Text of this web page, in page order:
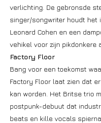
verlichting. De gebronsde
singer/songwriter houdt het
Leonard Cohen en een
vehikel voor zijn pikdonkere
Factory Floor
Bang voor een toekomst
Factory Floor laat zien dat
kan worden. Het Britse trio
postpunk-debuut dat
beats en kille vocals